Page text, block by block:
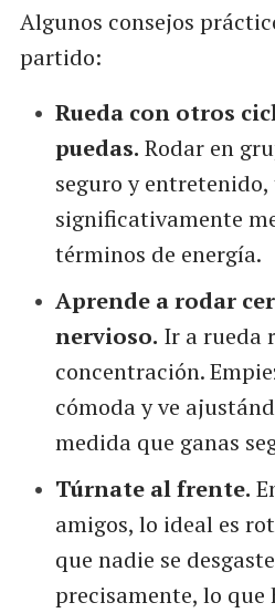
Algunos consejos
partido:
Rueda con otros
puedas. Rodar en
seguro y
significativamente
términos de energía.
Aprende a rodar
nervioso. Ir a rueda
concentración.
cómoda y ve
medida que ganas
Túrnate al frente.
amigos, lo ideal es
que nadie se
precisamente, lo que